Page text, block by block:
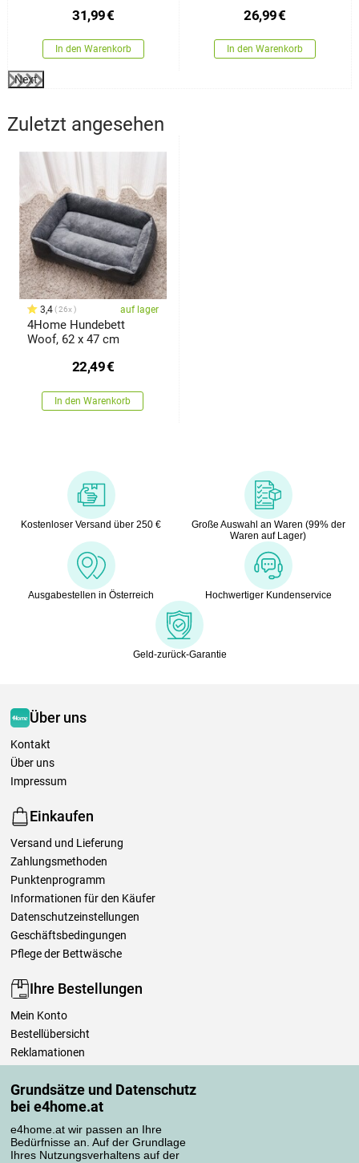
Grundsätze und Datenschutz
bei e4home.at
e4home.at wir passen an Ihre
Bedürfnisse an. Auf der Grundlage
Ihres Nutzungsverhaltens auf der
31,99€
In den Warenkorb
26,99€
In den Warenkorb
Next
Zuletzt angesehen
3,4 26x auf lager
4Home Hundebett
Woof, 62 x 47 cm
22,49€
In den Warenkorb
Kostenloser Versand über 250 €
Große Auswahl an Waren (99% der
Waren auf Lager)
Ausgabestellen in Österreich Hochwertiger Kundenservice
Geld-zurück-Garantie
Über uns
Kontakt
Über uns
Impressum
Einkaufen
Versand und Lieferung
Zahlungsmethoden
Punktenprogramm
Informationen für den Käufer
Datenschutzeinstellungen
Geschäftsbedingungen
Pflege der Bettwäsche
Ihre Bestellungen
Mein Konto
Bestellübersicht
Reklamationen
Einfach mehr wissen
Richtlinien zur Verarbeitung von Bewertungen
Transportarten